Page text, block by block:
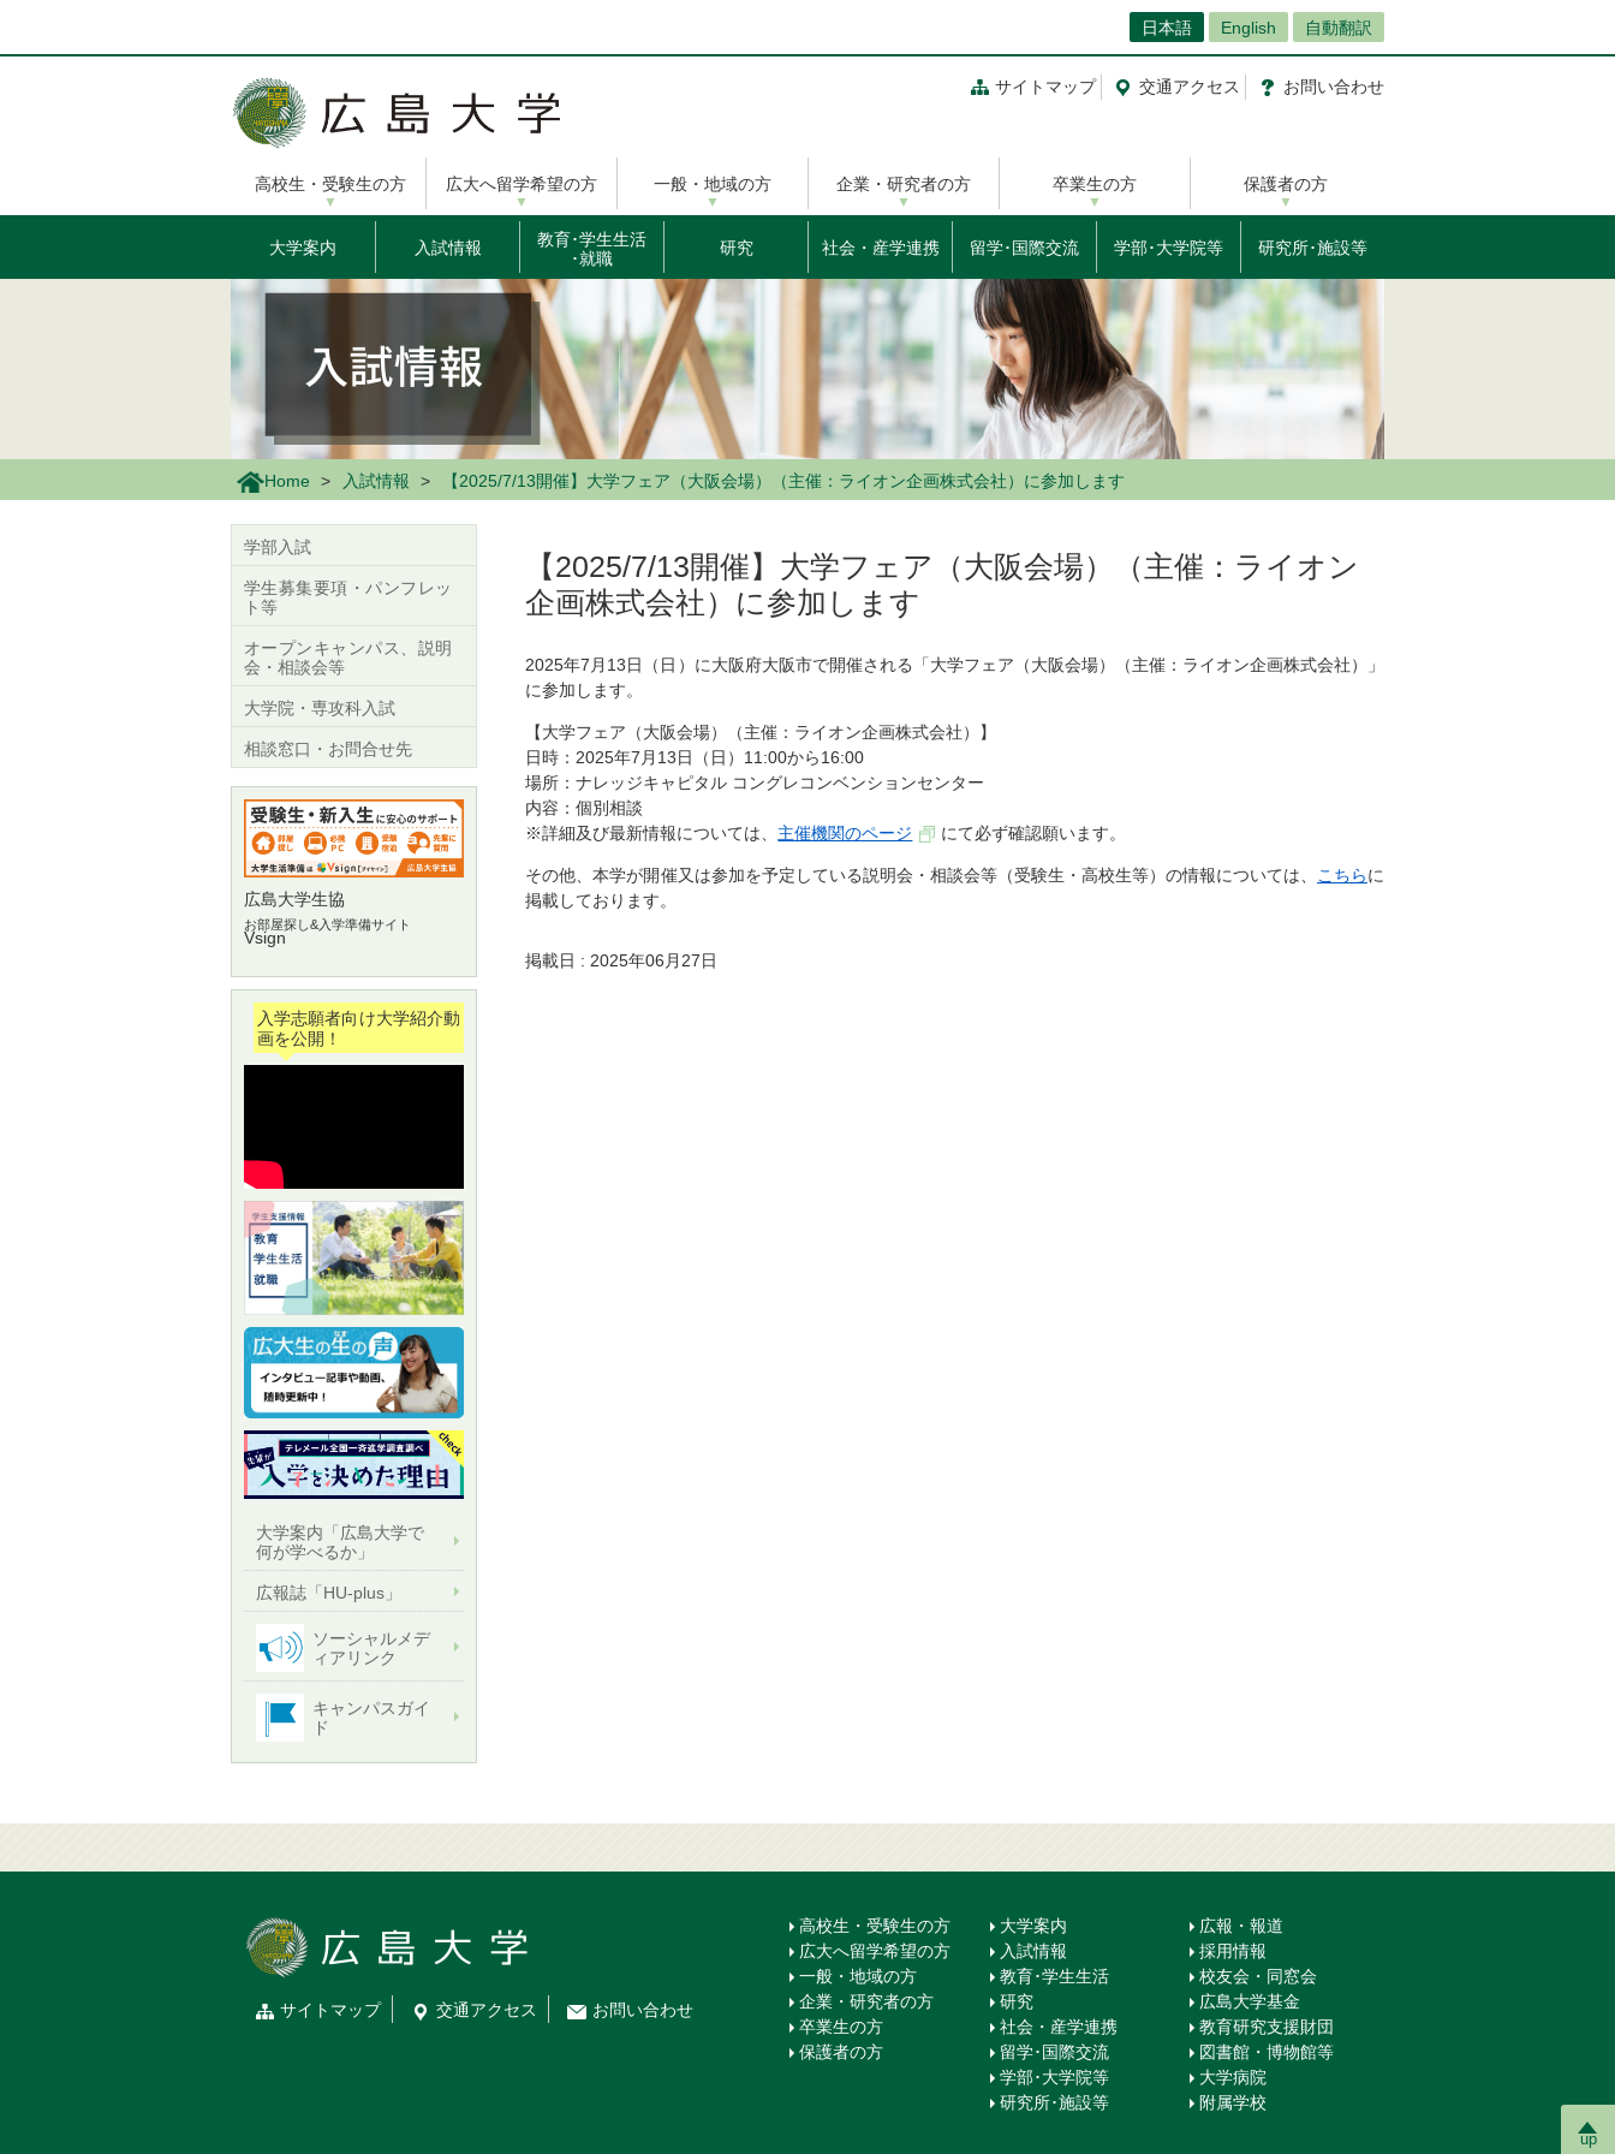
ン
に
日本語 English 自動翻訳
サイトマップ 交通アクセス お問い合わせ
高校生・受験生の方 広大へ留学希望の方 一般・地域の方 企業・研究者の方 卒業生の方 保護者の方
大学案内 入試情報
教育･学生生活
･就職
研究 社会・産学連携 留学･国際交流 学部･大学院等 研究所･施設等
Home 入試情報 【2025/7/13開催】大学フェア（大阪会場）（主催：ライオン企画株式会社）に参加します
【2025/7/13開催】大学フェア（大阪会場）（主催：ライオン
企画株式会社）に参加します
2025年7月13日（日）に大阪府大阪市で開催される「大学フェア（大阪会場）（主催：ライオン企画株式会社）」
に参加します。
【大学フェア（大阪会場）（主催：ライオン企画株式会社）】
⽇時：2025年7月13日（日） 11:00から16:00
場所：ナレッジキャピタル コングレコンベンションセンター
内容：個別相談
※詳細及び最新情報については、 主催機関のページ にて必ず確認願います。
その他、本学が開催又は参加を予定している説明会・相談会等（受験生・高校生等）の情報については、 こちらに
掲載しております。
掲載日 : 2025年06月27日
学部入試
学生募集要項・パンフレッ
ト等
オープンキャンパス、説明
会・相談会等
大学院・専攻科入試
相談窓口・お問合せ先
広島大学生協
お部屋探し&入学準備サイト
Vsign
入学志願者向け大学紹介動
画を公開！
大学案内「広島大学で
何が学べるか」
広報誌「HU-plus」
ソーシャルメデ
ィアリンク
キャンパスガイ
ド
up
高校生・受験生の方
広大へ留学希望の方
一般・地域の方
企業・研究者の方
卒業生の方
保護者の方
大学案内
入試情報
教育･学生生活
研究
社会・産学連携
留学･国際交流
学部･大学院等
研究所･施設等
広報・報道
採用情報
校友会・同窓会
広島大学基金
教育研究支援財団
図書館・博物館等
大学病院
附属学校
サイトマップ 交通アクセス お問い合わせ